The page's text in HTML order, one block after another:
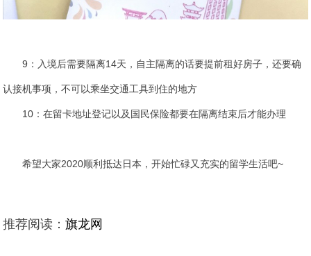
9：入境后需要隔离14天，自主隔离的话要提前租好房子，还要确
认接机事项，不可以乘坐交通工具到住的地方
10：在留卡地址登记以及国民保险都要在隔离结束后才能办理
希望大家2020顺利抵达日本，开始忙碌又充实的留学生活吧~
推荐阅读：旗龙网